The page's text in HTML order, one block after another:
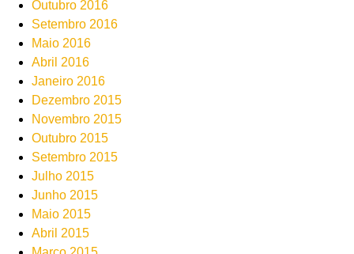
Outubro 2016
Setembro 2016
Maio 2016
Abril 2016
Janeiro 2016
Dezembro 2015
Novembro 2015
Outubro 2015
Setembro 2015
Julho 2015
Junho 2015
Maio 2015
Abril 2015